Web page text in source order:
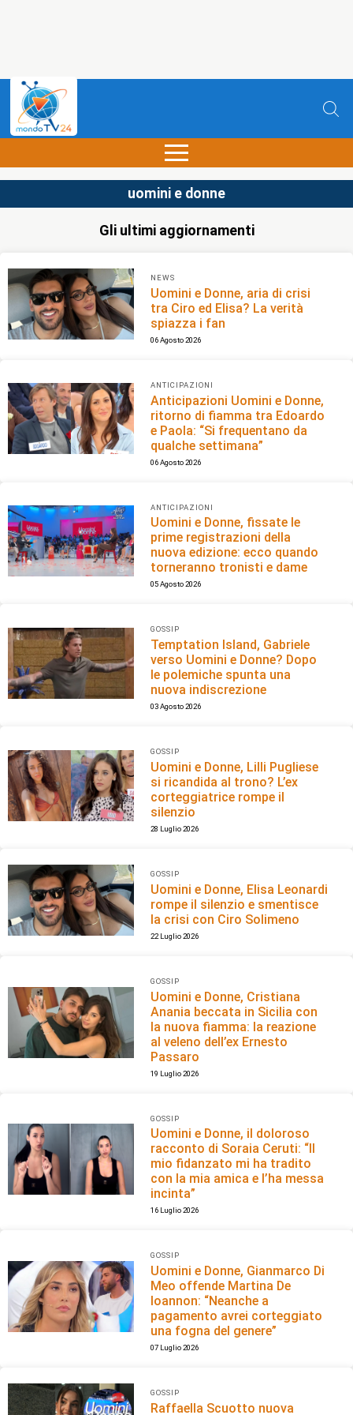
uomini e donne
Gli ultimi aggiornamenti
NEWS
Uomini e Donne, aria di crisi
tra Ciro ed Elisa? La verità
spiazza i fan
06 Agosto 2026
ANTICIPAZIONI
Anticipazioni Uomini e Donne,
ritorno di fiamma tra Edoardo
e Paola: “Si frequentano da
qualche settimana”
06 Agosto 2026
ANTICIPAZIONI
Uomini e Donne, fissate le
prime registrazioni della
nuova edizione: ecco quando
torneranno tronisti e dame
05 Agosto 2026
GOSSIP
Temptation Island, Gabriele
verso Uomini e Donne? Dopo
le polemiche spunta una
nuova indiscrezione
03 Agosto 2026
GOSSIP
Uomini e Donne, Lilli Pugliese
si ricandida al trono? L’ex
corteggiatrice rompe il
silenzio
28 Luglio 2026
GOSSIP
Uomini e Donne, Elisa Leonardi
rompe il silenzio e smentisce
la crisi con Ciro Solimeno
22 Luglio 2026
GOSSIP
Uomini e Donne, Cristiana
Anania beccata in Sicilia con
la nuova fiamma: la reazione
al veleno dell’ex Ernesto
Passaro
19 Luglio 2026
GOSSIP
Uomini e Donne, il doloroso
racconto di Soraia Ceruti: “Il
mio fidanzato mi ha tradito
con la mia amica e l’ha messa
incinta”
16 Luglio 2026
GOSSIP
Uomini e Donne, Gianmarco Di
Meo offende Martina De
Ioannon: “Neanche a
pagamento avrei corteggiato
una fogna del genere”
07 Luglio 2026
GOSSIP
Raffaella Scuotto nuova